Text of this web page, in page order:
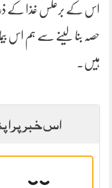
اس کے برعکس غذا کے
حصہ بنا لینے سے ہم اس
ہیں۔
اس خبر پر